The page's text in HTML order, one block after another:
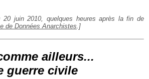
juin 2010, quelques heures après la fin de
de Données Anarchistes .]
ailleurs...
guerre civile